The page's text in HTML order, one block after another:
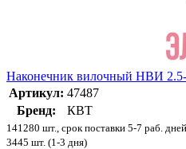
Наконечник вилочный НВИ
Артикул: 47487
Бренд:
КВТ
141280 шт., срок поставки 5-7 раб. дней
3445 шт. (1-3 дня)